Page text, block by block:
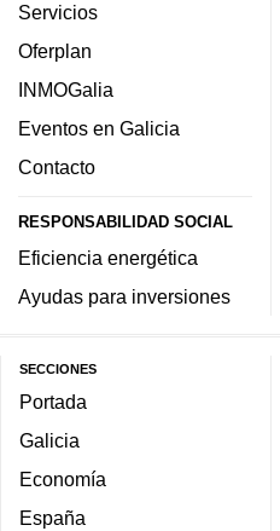
Servicios
Oferplan
INMOGalia
Eventos en Galicia
Contacto
RESPONSABILIDAD SOCIAL
Eficiencia energética
Ayudas para inversiones
SECCIONES
Portada
Galicia
Economía
España